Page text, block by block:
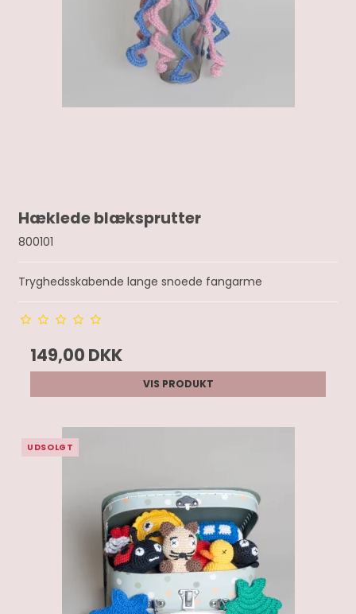
Hæklede blæksprutter
800101
Tryghedsskabende lange snoede fangarme
149,00 DKK
VIS PRODUKT
UDSOLGT